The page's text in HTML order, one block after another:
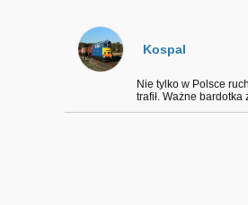
Kospal
Nie tylko w Polsce
trafił. Ważne bardotka